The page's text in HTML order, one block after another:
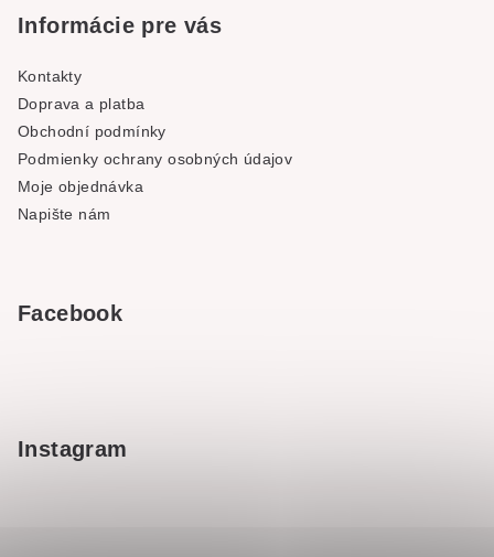
Informácie pre vás
Kontakty
Doprava a platba
Obchodní podmínky
Podmienky ochrany osobných údajov
Moje objednávka
Napište nám
Facebook
Instagram